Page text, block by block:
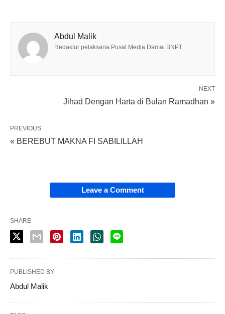
Abdul Malik
Redaktur pelaksana Pusat Media Damai BNPT
NEXT
Jihad Dengan Harta di Bulan Ramadhan »
PREVIOUS
« BEREBUT MAKNA FI SABILILLAH
Leave a Comment
SHARE
PUBLISHED BY
Abdul Malik